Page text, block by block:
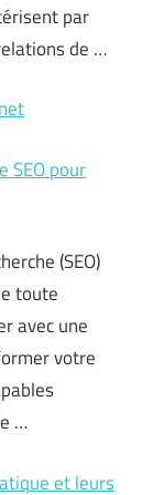
par
de …
SEO pour
(SEO)
toute
avec une
votre
…
et leurs